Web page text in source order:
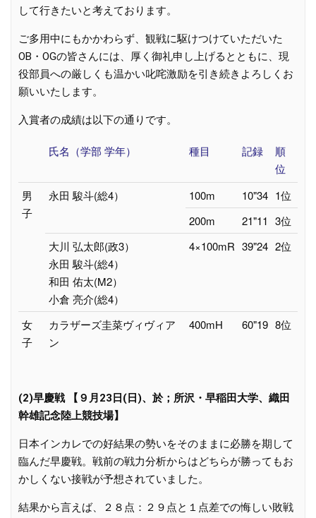
して行きたいと考えております。
ご多用中にもかかわらず、観戦に駆けつけていただいた
OB・OGの皆さんには、厚く御礼申し上げるとともに、現
役部員への厳しくも温かい叱咤激励を引き続きよろしくお
願いいたします。
入賞者の成績は以下の通りです。
氏名（学部 学年） 種目 記録
順
位
男
子
永田 駿斗(総4） 100m 10"34 1位
200m
21"11 3位
大川 弘太郎(政3）
永田 駿斗(総4）
和田 佑太(M2）
小倉 亮介(総4）
4×100mR 39"24 2位
女
子
カラザーズ圭菜ヴィヴィア
ン
400mH 60"19 8位
(2)早慶戦 【９月23日(日)、於；所沢・早稲田大学、織田
幹雄記念陸上競技場】
日本インカレでの好結果の勢いをそのままに必勝を期して
臨んだ早慶戦。戦前の戦力分析からはどちらが勝ってもお
かしくない接戦が予想されていました。
結果から言えば、２８点：２９点と１点差での悔しい敗戦